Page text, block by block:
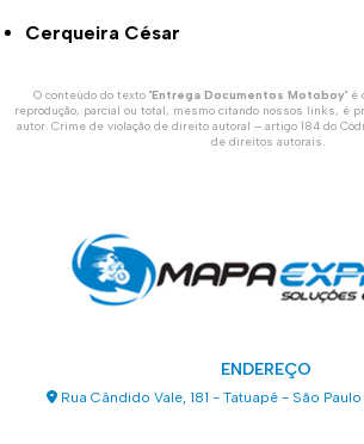
Cerqueira César
O conteúdo do texto "Entrega Documentos Motoboy" é
reprodução, parcial ou total, mesmo citando nossos links, é
autor. Crime de violação de direito autoral – artigo 184 do
de direitos autorais.
ENDEREÇO
Rua Cândido Vale, 181 - Tatuapé - São